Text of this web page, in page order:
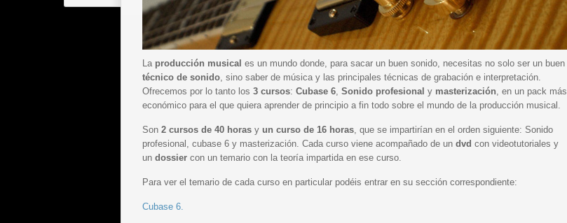
La producción musical es un mundo donde, para sacar un buen sonido, necesitas no solo ser un buen
técnico de sonido, sino saber de música y las principales técnicas de grabación e interpretación.
Ofrecemos por lo tanto los 3 cursos: Cubase 6, Sonido profesional y masterización, en un pack más
económico para el que quiera aprender de principio a fin todo sobre el mundo de la producción musical.
Son 2 cursos de 40 horas y un curso de 16 horas, que se impartirían en el orden siguiente: Sonido
profesional, cubase 6 y masterización. Cada curso viene acompañado de un dvd con videotutoriales y
un dossier con un temario con la teoría impartida en ese curso.
Para ver el temario de cada curso en particular podéis entrar en su sección correspondiente:
Cubase 6.